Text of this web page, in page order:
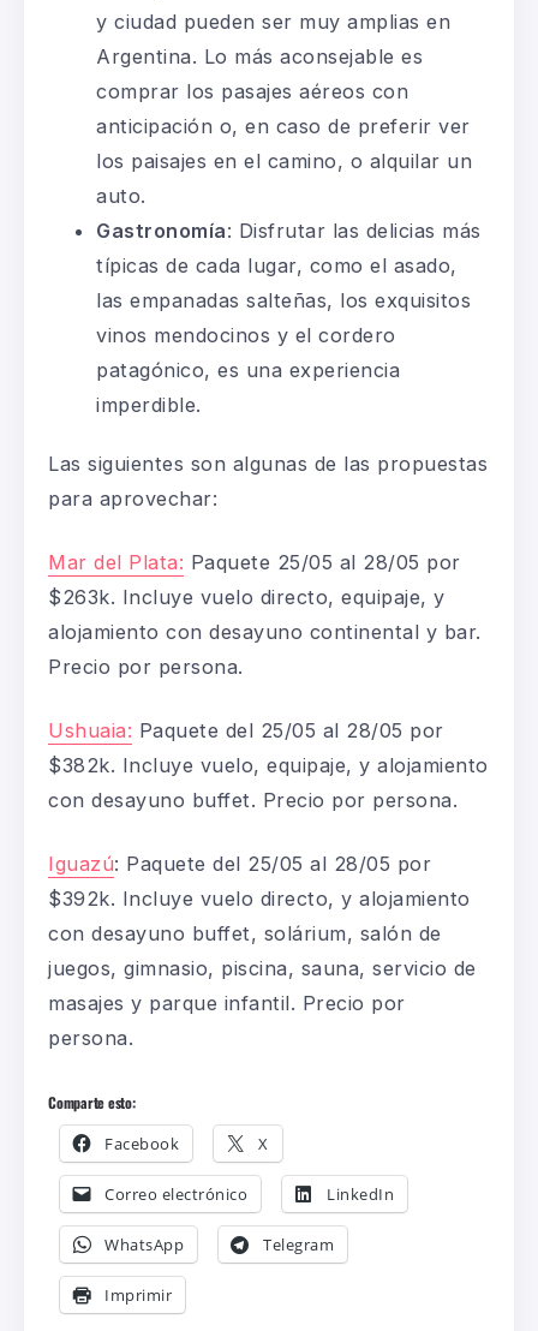
y ciudad pueden ser muy amplias en
Argentina. Lo más aconsejable es
comprar los pasajes aéreos con
anticipación o, en caso de preferir ver
los paisajes en el camino, o alquilar un
auto.
Gastronomía: Disfrutar las delicias más
típicas de cada lugar, como el asado,
las empanadas salteñas, los exquisitos
vinos mendocinos y el cordero
patagónico, es una experiencia
imperdible.
Las siguientes son algunas de las propuestas
para aprovechar:
Mar del Plata: Paquete 25/05 al 28/05 por
$263k. Incluye vuelo directo, equipaje, y
alojamiento con desayuno continental y bar.
Precio por persona.
Ushuaia: Paquete del 25/05 al 28/05 por
$382k. Incluye vuelo, equipaje, y alojamiento
con desayuno buffet. Precio por persona.
Iguazú: Paquete del 25/05 al 28/05 por
$392k. Incluye vuelo directo, y alojamiento
con desayuno buffet, solárium, salón de
juegos, gimnasio, piscina, sauna, servicio de
masajes y parque infantil. Precio por
persona.
Comparte esto:
Facebook X
Correo electrónico LinkedIn
WhatsApp Telegram
Imprimir